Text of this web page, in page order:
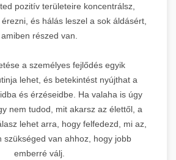
pozitív területeire koncentrálsz,
és hálás leszel a sok áldásért,
amiben részed van.
a személyes fejlődés egyik
lehet, és betekintést nyújthat a
és érzéseidbe. Ha valaha is úgy
nem tudod, mit akarsz az élettől, a
lehet arra, hogy felfedezd, mi az,
szükséged van ahhoz, hogy jobb
emberré válj.